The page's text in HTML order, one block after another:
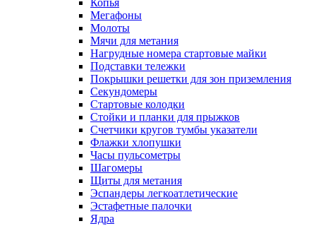
Копья
Мегафоны
Молоты
Мячи для метания
Нагрудные номера стартовые майки
Подставки тележки
Покрышки решетки для зон приземления
Секундомеры
Стартовые колодки
Стойки и планки для прыжков
Счетчики кругов тумбы указатели
Флажки хлопушки
Часы пульсометры
Шагомеры
Щиты для метания
Эспандеры легкоатлетические
Эстафетные палочки
Ядра